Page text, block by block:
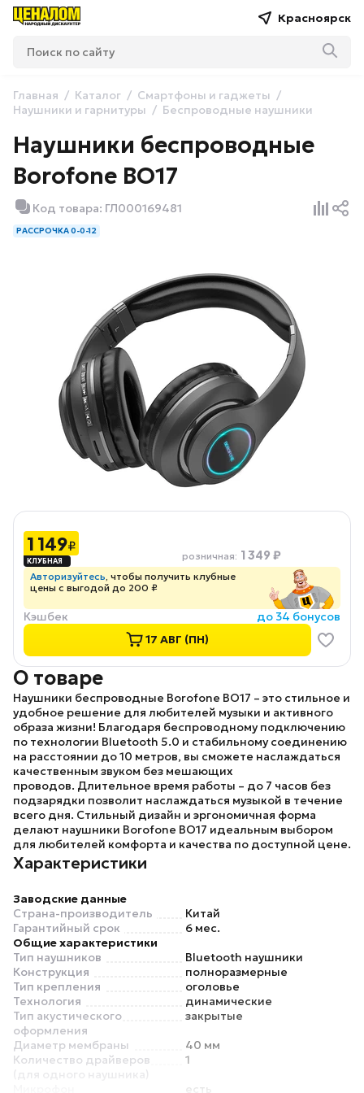
Красноярск
Главная Каталог
Смартфоны и гаджеты
Наушники и гарнитуры
Беспроводные наушники
Наушники беспроводные
Borofone BO17
Код товара: ГЛ000169481
РАССРОЧКА 0-0-12
1 149₽
розничная: 1 349 ₽
Авторизуйтесь, чтобы получить клубные
цены с выгодой до 200 ₽
Кэшбек
до 34 бонусов
17 АВГ (ПН)
О товаре
Наушники беспроводные Borofone BO17 – это стильное и
удобное решение для любителей музыки и активного
образа жизни! Благодаря беспроводному подключению
по технологии Bluetooth 5.0 и стабильному соединению
на расстоянии до 10 метров, вы сможете наслаждаться
качественным звуком без мешающих
проводов. Длительное время работы – до 7 часов без
подзарядки позволит наслаждаться музыкой в течение
всего дня. Стильный дизайн и эргономичная форма
делают наушники Borofone BO17 идеальным выбором
для любителей комфорта и качества по доступной цене.
Характеристики
Заводские данные
Страна-производитель
Китай
Гарантийный срок
6 мес.
Общие характеристики
Тип наушников
Bluetooth наушники
Конструкция
полноразмерные
Тип крепления
оголовье
Технология
динамические
Тип акустического
оформления
закрытые
Диаметр мембраны
40 мм
Количество драйверов
(для одного наушника)
1
есть